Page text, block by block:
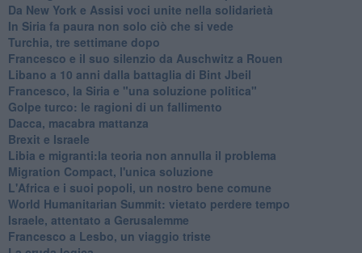
Da New York e Assisi voci unite nella solidarietà
In Siria fa paura non solo ciò che si vede
Turchia, tre settimane dopo
Francesco e il suo silenzio da Auschwitz a Rouen
Libano a 10 anni dalla battaglia di Bint Jbeil
Francesco, la Siria e "una soluzione politica"
Golpe turco: le ragioni di un fallimento
Dacca, macabra mattanza
Brexit e Israele
Libia e migranti:la teoria non annulla il problema
Migration Compact, l'unica soluzione
L'Africa e i suoi popoli, un nostro bene comune
World Humanitarian Summit: vietato perdere tempo
Israele, attentato a Gerusalemme
Francesco a Lesbo, un viaggio triste